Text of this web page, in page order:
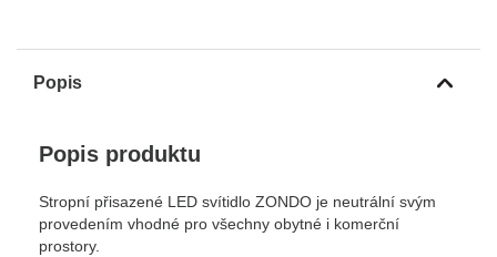
Popis
Popis produktu
Stropní přisazené LED svítidlo ZONDO je neutrální svým
provedením vhodné pro všechny obytné i komerční
prostory.